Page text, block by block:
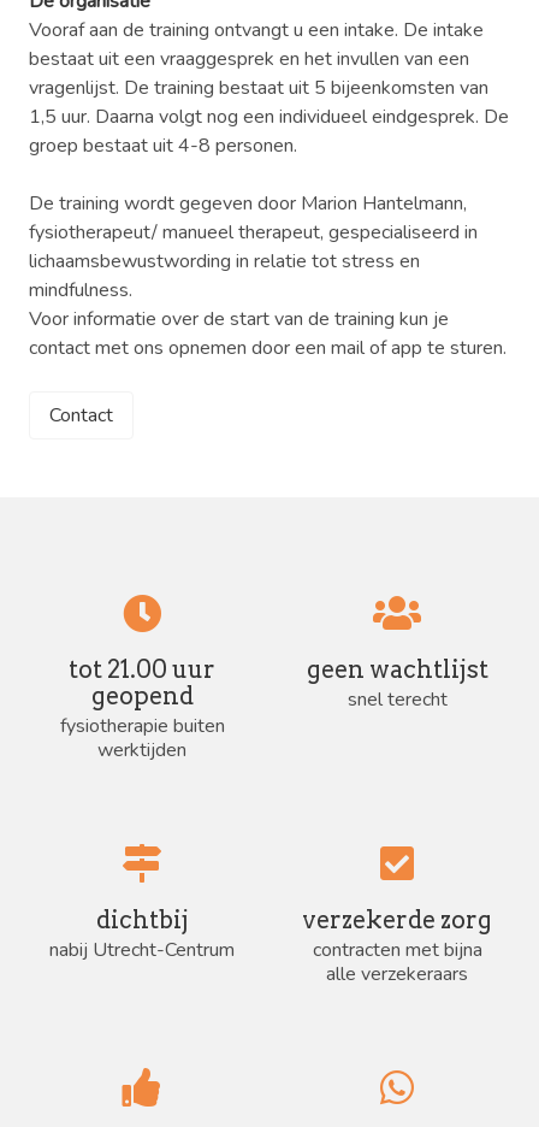
Vooraf aan de training ontvangt u een intake. De intake
bestaat uit een vraaggesprek en het invullen van een
vragenlijst. De training bestaat uit 5 bijeenkomsten van
1,5 uur. Daarna volgt nog een individueel eindgesprek. De
groep bestaat uit 4-8 personen.
De training wordt gegeven door Marion Hantelmann,
fysiotherapeut/ manueel therapeut, gespecialiseerd in
lichaamsbewustwording in relatie tot stress en
mindfulness.
Voor informatie over de start van de training kun je
contact met ons opnemen door een mail of app te sturen.
Contact
tot 21.00 uur
geopend
fysiotherapie buiten
werktijden
geen wachtlijst
snel terecht
dichtbij
nabij Utrecht-Centrum
verzekerde zorg
contracten met bijna
alle verzekeraars